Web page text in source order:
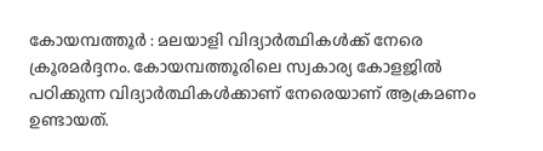
കോയമ്പത്തൂർ : മലയാളി വിദ്യാര്‍ത്ഥികള്‍ക്ക് നേരെ
ക്രൂരമര്‍ദ്ദനം. കോയമ്പത്തൂരിലെ സ്വകാര്യ കോളജില്‍
പഠിക്കുന്ന വിദ്യാര്‍ത്ഥികള്‍ക്കാണ് നേരെയാണ് ആക്രമണം
ഉണ്ടായത്.